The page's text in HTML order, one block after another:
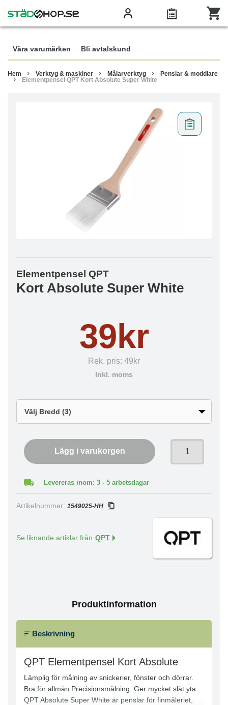
Våra varumärken Bli avtalskund
Hem Verktyg & maskiner Målarverktyg
Penslar & moddlare
Elementpensel QPT Kort Absolute Super White
Elementpensel QPT
Kort Absolute Super White
39kr
Rek. pris: 49kr
Inkl. moms
Lägg i varukorgen
Levereras inom: 3 - 5 arbetsdagar
Artikelnummer: 1549025-HH
Se liknande artiklar från QPT
Produktinformation
Beskrivning
QPT Elementpensel Kort Absolute
Lämplig för målning av snickerier, fönster och dörrar.
Bra för allmän Precisionsmålning. Ger mycket slät yta
QPT Absolute Super White är penslar för finmåleriet,